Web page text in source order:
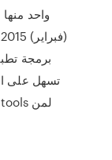
برمجة
تسهل على